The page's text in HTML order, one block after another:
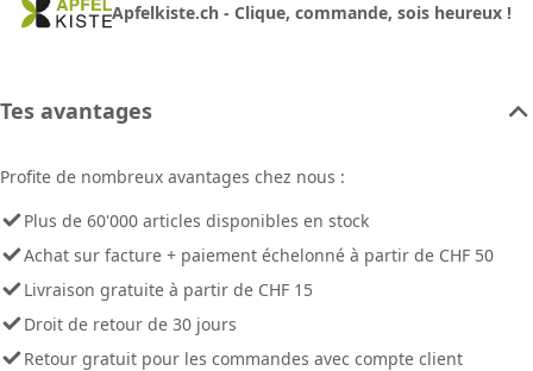
Apfelkiste.ch - Clique, commande, sois heureux !
Tes avantages
Profite de nombreux avantages chez nous :
Plus de 60'000 articles disponibles en stock
Achat sur facture + paiement échelonné à partir de CHF 50
Livraison gratuite à partir de CHF 15
Droit de retour de 30 jours
Retour gratuit pour les commandes avec compte client